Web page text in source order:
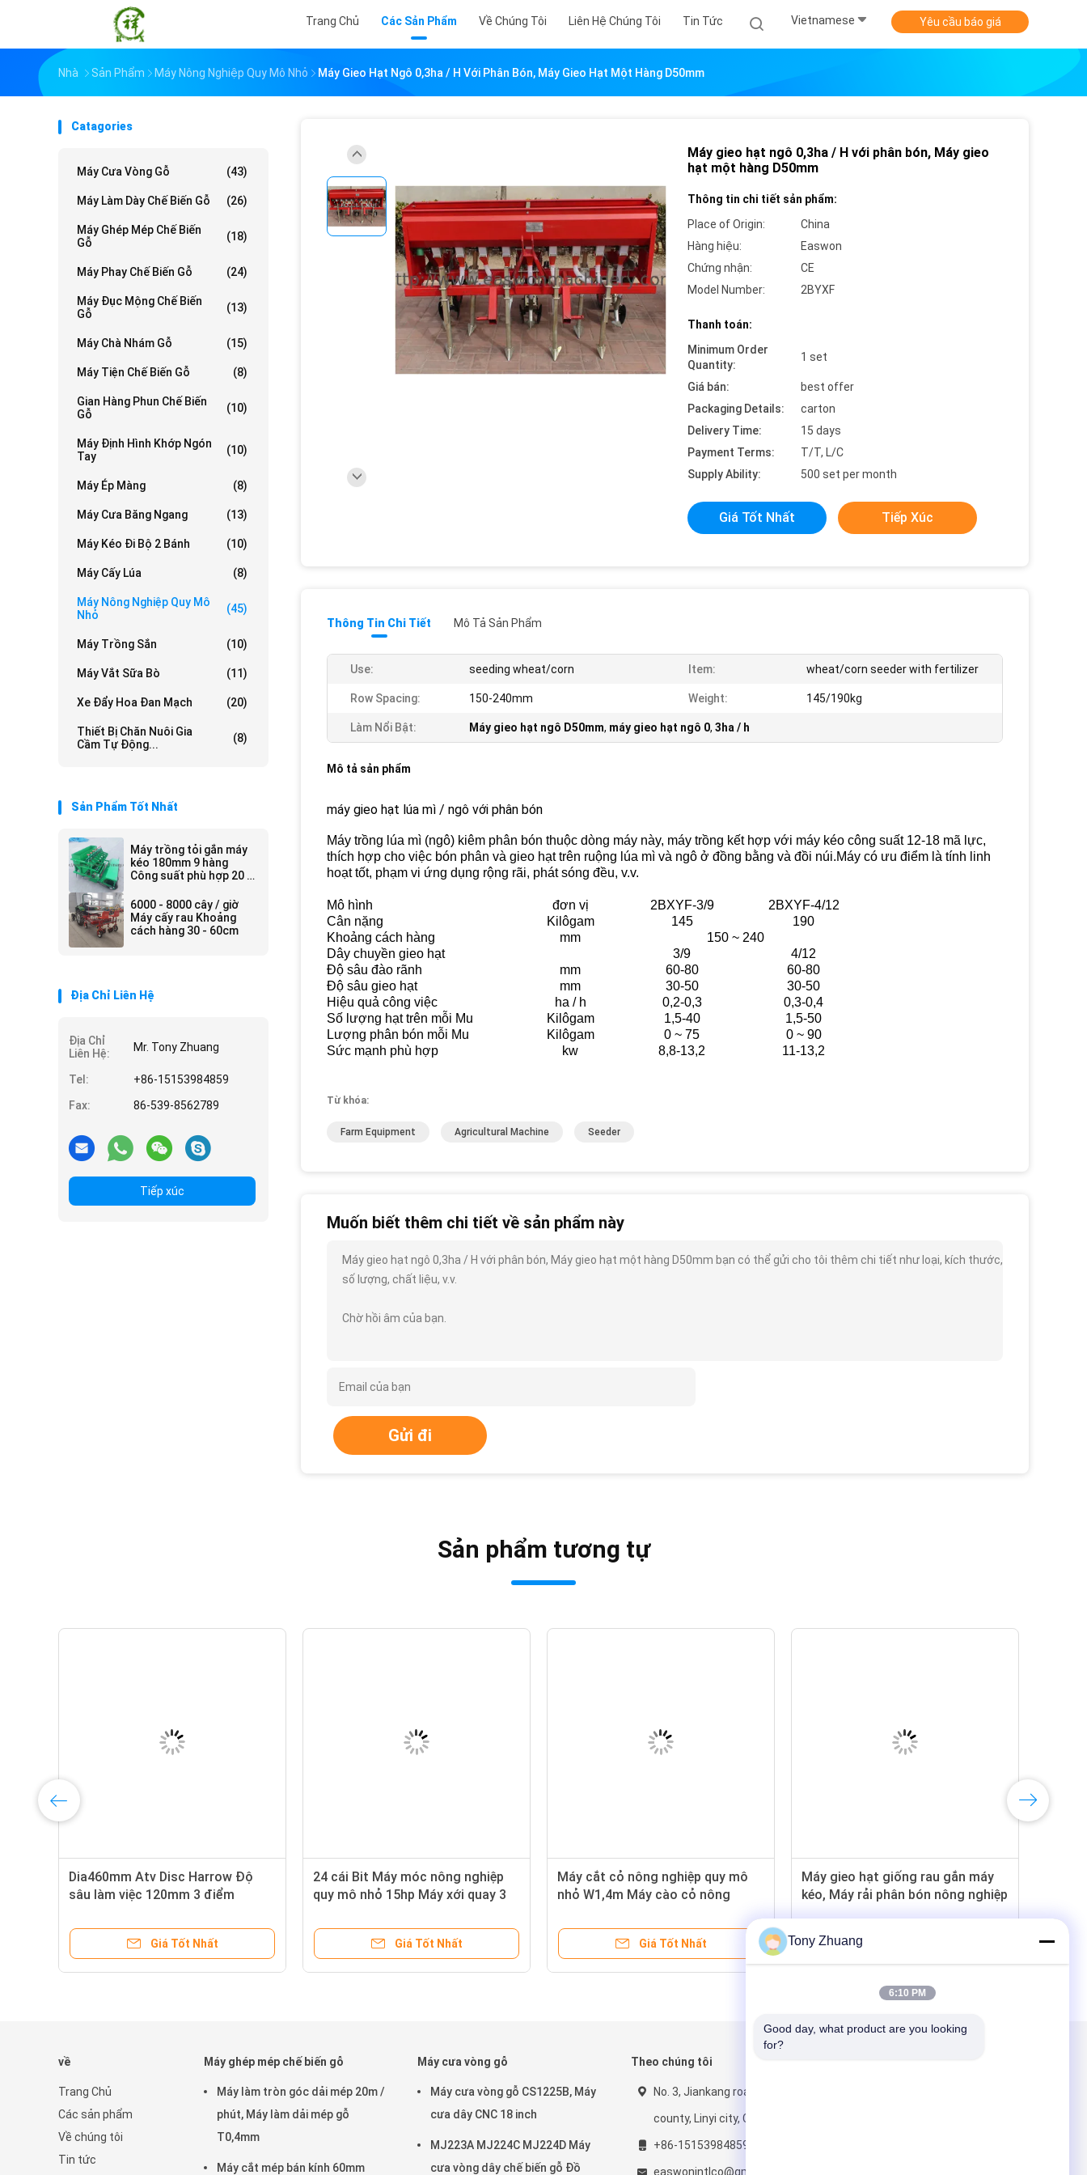
Trang Chủ Các Sản Phẩm Về Chúng Tôi Liên Hệ Chúng Tôi Tin Tức Vietnamese Yêu cầu báo giá
Nhà Sản Phẩm Máy Nông Nghiệp Quy Mô Nhỏ Máy Gieo Hạt Ngô 0,3ha / H Với Phân Bón, Máy Gieo Hạt Một Hàng D50mm
Catagories
Máy Cưa Vòng Gỗ (43)
Máy Làm Dày Chế Biến Gỗ (26)
Máy Ghép Mép Chế Biến
Gỗ
(18)
Máy Phay Chế Biến Gỗ (24)
Máy Đục Mộng Chế Biến
Gỗ
(13)
Máy Chà Nhám Gỗ (15)
Máy Tiện Chế Biến Gỗ (8)
Gian Hàng Phun Chế Biến
Gỗ
(10)
Máy Định Hình Khớp Ngón
Tay
(10)
Máy Ép Màng (8)
Máy Cưa Băng Ngang (13)
Máy Kéo Đi Bộ 2 Bánh (10)
Máy Cấy Lúa (8)
Máy Nông Nghiệp Quy Mô
Nhỏ
(45)
Máy Trồng Sắn (10)
Máy Vắt Sữa Bò (11)
Xe Đẩy Hoa Đan Mạch (20)
Thiết Bị Chăn Nuôi Gia
Cầm Tự Động...
(8)
Sản Phẩm Tốt Nhất
Máy trồng tỏi gắn máy
kéo 180mm 9 hàng
Công suất phù hợp 20 -
6000 - 8000 cây / giờ
Máy cấy rau Khoảng
cách hàng 30 - 60cm
Địa Chỉ Liên Hệ
Địa Chỉ
Liên Hệ:
Mr. Tony Zhuang
Tel:
+86-15153984859
Fax:
86-539-8562789
Tiếp xúc
Máy gieo hạt ngô 0,3ha / H với phân bón, Máy gieo
hạt một hàng D50mm
Thông tin chi tiết sản phẩm:
Place of Origin:
China
Hàng hiệu:
Easwon
Chứng nhận:
CE
Model Number:
2BYXF
Thanh toán:
Minimum Order
Quantity:
1 set
Giá bán:
best offer
Packaging Details:
carton
Delivery Time:
15 days
Payment Terms:
T/T, L/C
Supply Ability:
500 set per month
Giá Tốt Nhất Tiếp Xúc
Thông Tin Chi Tiết Mô Tả Sản Phẩm
Use: seeding wheat/corn Item: wheat/corn seeder with fertilizer
Row Spacing: 150-240mm Weight: 145/190kg
Làm Nổi Bật: Máy gieo hạt ngô D50mm, máy gieo hạt ngô 0, 3ha / h
Mô tả sản phẩm
máy gieo hạt lúa mì / ngô với phân bón
Máy trồng lúa mì (ngô) kiêm phân bón thuộc dòng máy này, máy trồng kết hợp với máy kéo công suất 12-18 mã lực,
thích hợp cho việc bón phân và gieo hạt trên ruộng lúa mì và ngô ở đồng bằng và đồi núi.Máy có ưu điểm là tính linh
hoạt tốt, phạm vi ứng dụng rộng rãi, phát sóng đều, v.v.
Mô hình đơn vị 2BXYF-3/9
2BXYF-4/12
Cân nặng
Kilôgam 145
190
Khoảng cách hàng
mm
150 ~ 240
Dây chuyền gieo hạt
3/9
4/12
Độ sâu đào rãnh
mm 60-80
60-80
Độ sâu gieo hạt
mm 30-50
30-50
Hiệu quả công việc
ha / h 0,2-0,3
0,3-0,4
Số lượng hạt trên mỗi Mu
Kilôgam 1,5-40
1,5-50
Lượng phân bón mỗi Mu
Kilôgam 0 ~ 75
0 ~ 90
Sức mạnh phù hợp
kw 8,8-13,2 11-13,2
Từ khóa:
Farm Equipment Agricultural Machine Seeder
Muốn biết thêm chi tiết về sản phẩm này
Máy gieo hạt ngô 0,3ha / H với phân bón, Máy gieo hạt một hàng D50mm bạn có thể gửi cho tôi thêm chi tiết như loại, kích thước,
số lượng, chất liệu, v.v.
Chờ hồi âm của bạn.
Gửi đi
Sản phẩm tương tự
Dia460mm Atv Disc Harrow Độ
sâu làm việc 120mm 3 điểm
Giá Tốt Nhất
24 cái Bit Máy móc nông nghiệp
quy mô nhỏ 15hp Máy xới quay 3
Giá Tốt Nhất
Máy cắt cỏ nông nghiệp quy mô
nhỏ W1,4m Máy cào cỏ nông
Giá Tốt Nhất
Máy gieo hạt giống rau gắn máy
kéo, Máy rải phân bón nông nghiệp
về
Trang Chủ
Các sản phẩm
Về chúng tôi
Tin tức
Máy ghép mép chế biến gỗ
Máy làm tròn góc dải mép 20m /
phút, Máy làm dải mép gỗ
T0,4mm
Máy cắt mép bán kính 60mm
Máy cưa vòng gỗ
Máy cưa vòng gỗ CS1225B, Máy
cưa dây CNC 18 inch
MJ223A MJ224C MJ224D Máy
cưa vòng dây chế biến gỗ Đồ
Theo chúng tôi
No. 3, Jiankang road, Yishui
county, Linyi city, China
+86-15153984859
easwonintlco@gmail.com;
Tony Zhuang
6:10 PM
Good day, what product are you looking
for?